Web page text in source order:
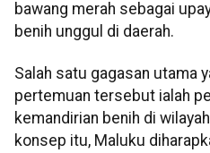
bawang merah sebagai
benih unggul di daerah.
Salah satu gagasan utama
pertemuan tersebut ialah
kemandirian benih di
konsep itu, Maluku